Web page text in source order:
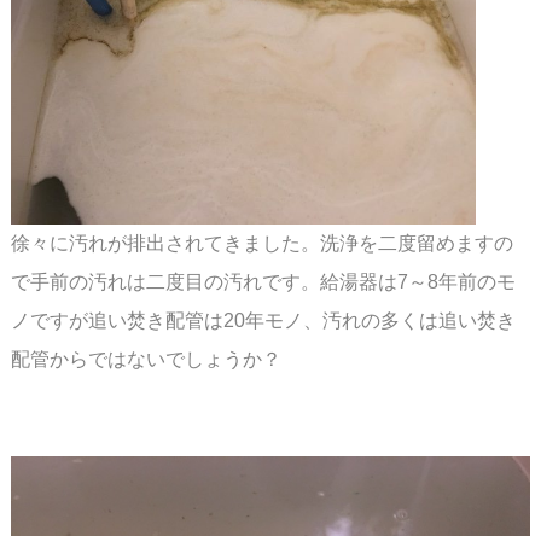
徐々に汚れが排出されてきました。洗浄を二度留めますの
で手前の汚れは二度目の汚れです。 給湯器は7～8年前のモ
ノですが追い焚き配管は20年モノ、汚れの多くは追い焚き
配管からではないでしょうか？